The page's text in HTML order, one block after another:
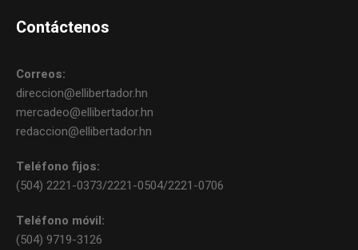
Contáctenos
Correos:
direccion@ellibertador.hn
mercadeo@ellibertador.hn
redaccion@ellibertador.hn
Teléfono fijos:
(504) 2221-0373/2221-0504/2221-0706
Teléfono móvil:
(504) 9719-3126